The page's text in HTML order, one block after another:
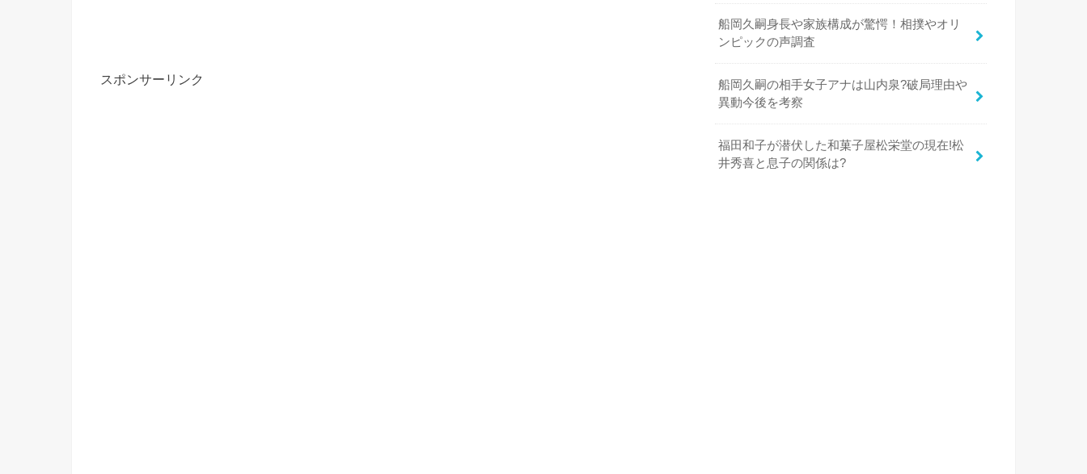
スポンサーリンク
船岡久嗣身長や家族構成が驚愕！相撲やオリ
ンピックの声調査
船岡久嗣の相手女子アナは山内泉?破局理由や
異動今後を考察
福田和子が潜伏した和菓子屋松栄堂の現在!松
井秀喜と息子の関係は?